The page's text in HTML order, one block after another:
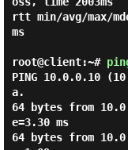
rtt min/avg/max/
ms
root@client:~#
PING 10.0.0.10
a.
64 bytes from
e=3.30 ms
64 bytes from